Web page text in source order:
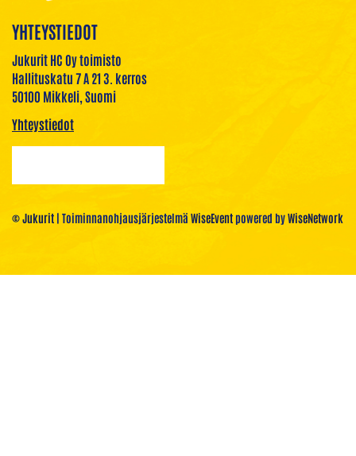
YHTEYSTIEDOT
Jukurit HC Oy toimisto
Hallituskatu 7 A 21 3. kerros
50100 Mikkeli, Suomi
Yhteystiedot
© Jukurit | Toiminnanohjausjärjestelmä WiseEventpowered byWiseNetwork